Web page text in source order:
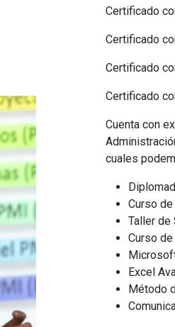
Certificado
Certificado
Certificado
Certificado
Cuenta con
cuales
Curso
Taller de
Curso
Excel
Método